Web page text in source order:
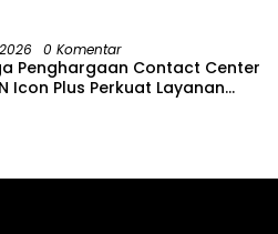
0 Komentar
Penghargaan Contact Center
Icon Plus Perkuat Layanan